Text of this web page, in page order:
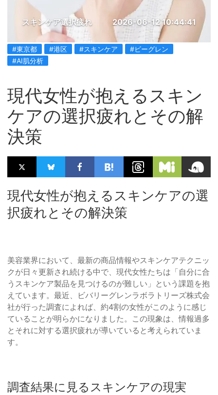
スキンケア選択疲れ 2026-06-12 10:44:41
#東京都 #港区 #スキンケア
#ビーグレン
#AI肌分析
現代女性が抱えるスキン
ケアの選択疲れとその解
決策
現代女性が抱えるスキンケアの選
択疲れとその解決策
美容業界において、最新の商品情報やスキンケアテクニッ
クが日々更新され続ける中で、現代女性たちは「自分に合
うスキンケア製品を見つけるのが難しい」という課題を抱
えています。最近、ビバリーグレンラボラトリーズ株式会
社が行った調査によれば、約4割の女性がこのように感じ
ていることが明らかになりました。この現象は、情報過多
とそれに対する選択疲れが導いていると考えられていま
す。
調査結果に見るスキンケアの現実